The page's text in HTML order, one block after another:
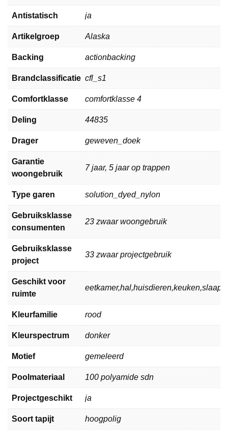
Antistatisch ja
Artikelgroep Alaska
Backing actionbacking
Brandclassificatie cfl_s1
Comfortklasse comfortklasse 4
Deling 44835
Drager geweven_doek
Garantie
woongebruik
7 jaar, 5 jaar op trappen
Type garen solution_dyed_nylon
Gebruiksklasse
consumenten
23 zwaar woongebruik
Gebruiksklasse
project
33 zwaar projectgebruik
Geschikt voor
ruimte
Kleurfamilie rood
Kleurspectrum donker
Motief gemeleerd
Poolmateriaal 100 polyamide sdn
Projectgeschikt ja
Soort tapijt hoogpolig